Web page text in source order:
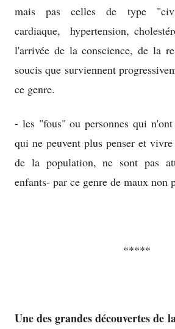
mais pas celles de type
cardiaque, hypertension,
l'arrivée de la conscience, de la
soucis que surviennent
ce genre.
- les "fous" ou personnes qui
qui ne peuvent plus penser et
de la population, ne sont pas
enfants- par ce genre de maux non
*****
Une des grandes découvertes de